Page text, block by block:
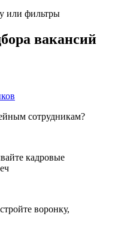
или фильтры
вакансий
сотрудникам?
кадровые
воронку,